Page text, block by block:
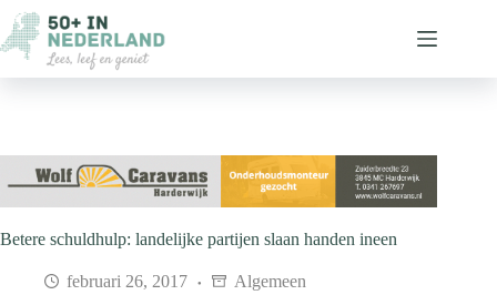
naar
de
inhoud
Betere schuldhulp: landelijke partijen slaan handen ineen
februari 26, 2017 Algemeen